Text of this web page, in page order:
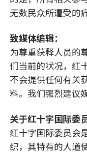
无数民众所遭受的
致媒体编辑：
为尊重获释人员的
们当前的状况，红
不会提供任何有关
料。我们强烈建议
关于红十字国际委
红十字国际委员会
织，其特有的人道